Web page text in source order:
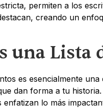
permiten a los
creando un
una Lista
es esencialmente
dan forma a tu
enfatizan lo más